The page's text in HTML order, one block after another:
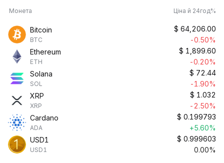
Монета Ціна й 24год%
Bitcoin
BTC
$ 64,206.00
-0.50%
Ethereum
ETH
$ 1,899.60
-0.20%
Solana
SOL
$ 72.44
-1.90%
XRP
XRP
$ 1.032
-2.50%
Cardano
ADA
$ 0.199793
+5.60%
USD1
USD1
$ 0.999603
0.00%